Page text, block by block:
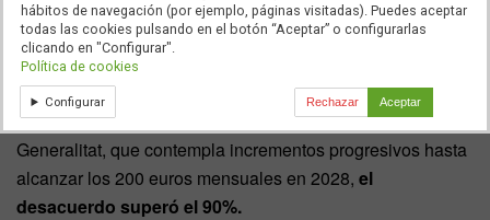
que soportan los docentes. Por el contrario, las
propuestas sobre salarios, enseñanza en valenciano,
inclusión educativa, Formación Profesional, plantillas,
ratios e infraestructuras recibieron elevados porcentajes de
rechazo.En el caso de la oferta retributivade la
Generalitat, que contempla incrementos progresivos hasta
alcanzar los 200 euros mensuales en 2028, el
desacuerdo superó el 90%.
hábitos de navegación (por ejemplo, páginas visitadas). Puedes aceptar
todas las cookies pulsando en el botón “Aceptar” o configurarlas
clicando en "Configurar".
Política de cookies
Configurar Rechazar Aceptar